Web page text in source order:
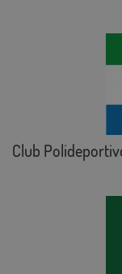
Club